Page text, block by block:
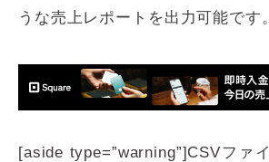
うな売上レポートを出力可能です。
[aside type=”warning”]CSVファ